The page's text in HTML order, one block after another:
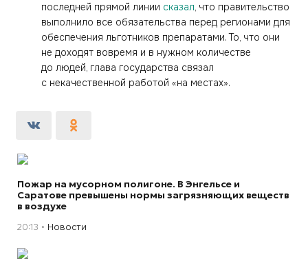
последней прямой линии сказал, что правительство
выполнило все обязательства перед регионами для
обеспечения льготников препаратами. То, что они
не доходят вовремя и в нужном количестве
до людей, глава государства связал
с некачественной работой «на местах».
Пожар на мусорном полигоне. В Энгельсе и
Саратове превышены нормы загрязняющих веществ
в воздухе
20:13 Новости